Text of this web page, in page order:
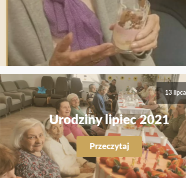
13
Urodziny lipiec 2021
Przeczytaj